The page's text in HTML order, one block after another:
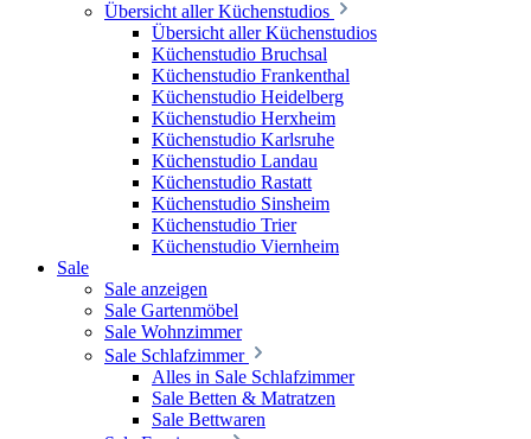
Übersicht aller Küchenstudios
Übersicht aller Küchenstudios
Küchenstudio Bruchsal
Küchenstudio Frankenthal
Küchenstudio Heidelberg
Küchenstudio Herxheim
Küchenstudio Karlsruhe
Küchenstudio Landau
Küchenstudio Rastatt
Küchenstudio Sinsheim
Küchenstudio Trier
Küchenstudio Viernheim
Sale
Sale anzeigen
Sale Gartenmöbel
Sale Wohnzimmer
Sale Schlafzimmer
Alles in Sale Schlafzimmer
Sale Betten & Matratzen
Sale Bettwaren